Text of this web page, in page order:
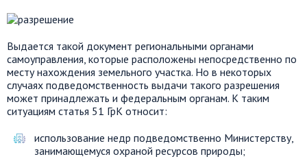
Выдается такой документ региональными органами
самоуправления, которые расположены непосредственно по
месту нахождения земельного участка. Но в некоторых
случаях подведомственность выдачи такого разрешения
может принадлежать и федеральным органам. К таким
ситуациям статья 51 ГрК относит:
использование недр подведомственно Министерству,
занимающемуся охраной ресурсов природы;